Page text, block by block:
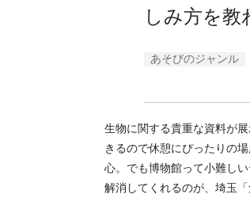
しみ方を教
あそびのジャンル
生物に関する貴重な資料が
きるので休憩にぴったりの
心。でも博物館って小難し
解消してくれるのが、埼玉